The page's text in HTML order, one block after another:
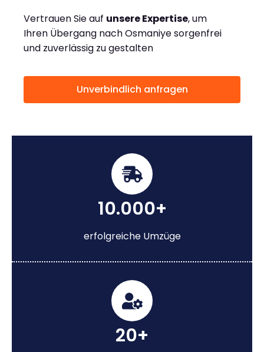
Vertrauen Sie auf unsere Expertise, um
Ihren Übergang nach Osmaniye sorgenfrei
und zuverlässig zu gestalten
Unverbindlich anfragen
10.000+
erfolgreiche Umzüge
20+